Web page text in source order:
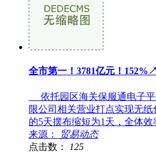
全市第一！3781亿元！152%↗
依托园区海关保服通电子
限公司相关营业打点实现无
的5天摆布缩短为1天，全体
来源：
贸易动态
点击数：
125